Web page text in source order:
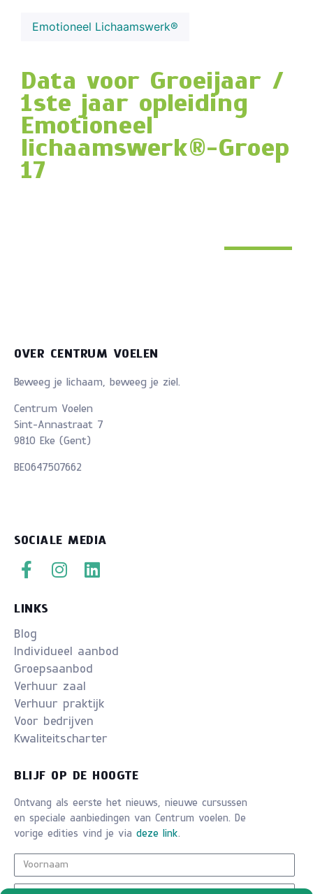
Emotioneel Lichaamswerk®
Data voor Groeijaar /
1ste jaar opleiding
Emotioneel
lichaamswerk®-Groep
17
OVER CENTRUM VOELEN
Beweeg je lichaam, beweeg je ziel.
Centrum Voelen
Sint-Annastraat 7
9810 Eke (Gent)
BE0647507662
SOCIALE MEDIA
LINKS
Blog
Individueel aanbod
Groepsaanbod
Verhuur zaal
Verhuur praktijk
Voor bedrijven
Kwaliteitscharter
BLIJF OP DE HOOGTE
Ontvang als eerste het nieuws, nieuwe cursussen
en speciale aanbiedingen van Centrum voelen. De
vorige edities vind je via deze link.